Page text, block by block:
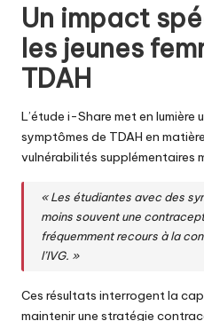
Un impact
les jeunes
TDAH
L’étude i-Share met en lumière
symptômes de TDAH en
vulnérabilités supplémentaires
« Les étudiantes avec des
moins souvent une
fréquemment recours à la
l’IVG. »
Ces résultats interrogent la
maintenir une stratégie